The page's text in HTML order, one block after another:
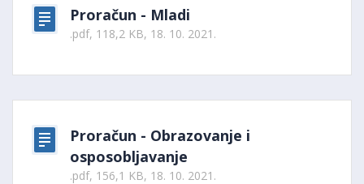
Proračun - Mladi
.pdf, 118,2 KB, 18. 10. 2021.
Proračun - Obrazovanje i
osposobljavanje
.pdf, 156,1 KB, 18. 10. 2021.